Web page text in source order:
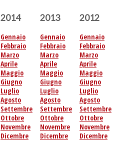
2014
Gennaio
Febbraio
Marzo
Aprile
Maggio
Giugno
Luglio
Agosto
Settembre
Ottobre
Novembre
Dicembre
2013
Gennaio
Febbraio
Marzo
Aprile
Maggio
Giugno
Luglio
Agosto
Settembre
Ottobre
Novembre
Dicembre
2012
Gennaio
Febbraio
Marzo
Aprile
Maggio
Giugno
Luglio
Agosto
Settembre
Ottobre
Novembre
Dicembre